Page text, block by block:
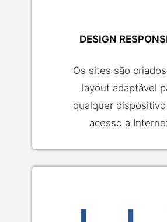
DESIGN
Os sites são
layout adaptável
qualquer
acesso a